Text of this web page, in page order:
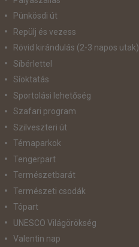
Pünkösdi út
Repülj és vezess
Rövid kirándulás (2-3 napos utak)
Síbérlettel
Síoktatás
Sportolási lehetőség
Szafari program
Szilveszteri út
Témaparkok
Tengerpart
Természetbarát
Természeti csodák
Tópart
UNESCO Világörökség
Valentin nap